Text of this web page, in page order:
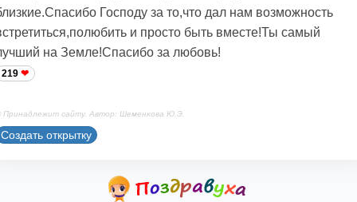
Господу за то,что дал нам возможность
и просто быть вместе!Ты самый
на Земле!Спасибо за любовь!
219
Принадлежит сайту. Автор: Шеменкова Ю.Э.
Создать открытку